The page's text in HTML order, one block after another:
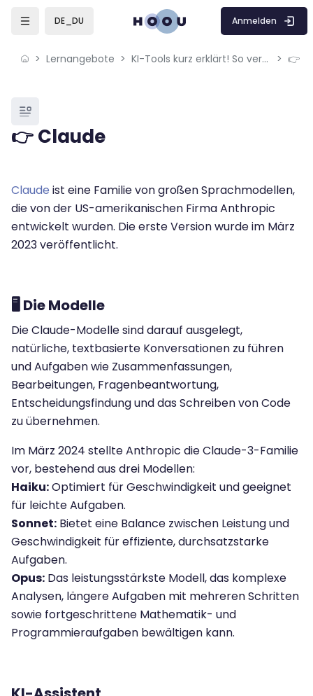
Skip to sidebar navigation menu
Skip to mobile navigation menu
DE_DU Anmelden
Lernangebote KI-Tools kurz erklärt! So verwendest du ChatGPT, Leonardo.AI & Co. 👉
Blöcke
👉 Claude
Blöcke
Claude ist eine Familie von großen Sprachmodellen,
die von der US-amerikanischen Firma Anthropic
entwickelt wurden. Die erste Version wurde im März
2023 veröffentlicht.
🖥️ Die Modelle
Die Claude-Modelle sind darauf ausgelegt,
natürliche, textbasierte Konversationen zu führen
und Aufgaben wie Zusammenfassungen,
Bearbeitungen, Fragenbeantwortung,
Entscheidungsfindung und das Schreiben von Code
zu übernehmen.
Im März 2024 stellte Anthropic die Claude-3-Familie
vor, bestehend aus drei Modellen:
Haiku:Optimiert für Geschwindigkeit und geeignet
für leichte Aufgaben.
Sonnet: Bietet eine Balance zwischen Leistung und
Geschwindigkeit für effiziente, durchsatzstarke
Aufgaben.
Opus: Das leistungsstärkste Modell, das komplexe
Analysen, längere Aufgaben mit mehreren Schritten
sowie fortgeschrittene Mathematik- und
Programmieraufgaben bewältigen kann.